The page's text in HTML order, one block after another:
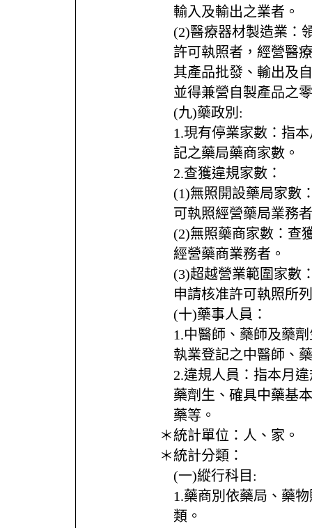
輸入及輸出之業者。
(2)醫療器材製造業：
許可執照者，經營醫
其產品批發、輸出及
並得兼營自製產品之
(九)藥政別:
1.現有停業家數：指
記之藥局藥商家數。
2.查獲違規家數：
(1)無照開設藥局家數
可執照經營藥局業務
(2)無照藥商家數：查
經營藥商業務者。
(3)超越營業範圍家數
申請核准許可執照所
(十)藥事人員：
1.中醫師、藥師及藥
執業登記之中醫師、
2.違規人員：指本月
藥劑生、確具中藥基
藥等。
＊統計單位： 人、家。
＊統計分類：
(一)縱行科目:
1.藥商別依藥局、藥
類。